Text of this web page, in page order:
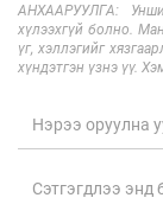
АНХААРУУЛГА:
хүлээхгүй болно.
үг, хэллэгийг
хүндэтгэн үзнэ үү.